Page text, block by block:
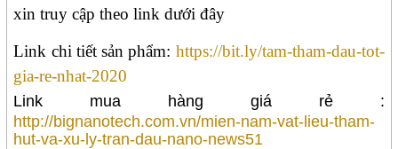
xin truy cập theo link dưới đây
Link chi tiết sản phẩm: https://bit.ly/tam-tham-dau-tot-
gia-re-nhat-2020
Link mua hàng giá rẻ :
http://bignanotech.com.vn/mien-nam-vat-lieu-tham-
hut-va-xu-ly-tran-dau-nano-news51